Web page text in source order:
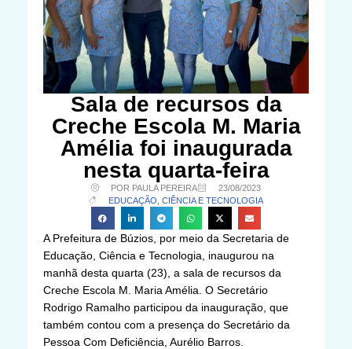
Sala de recursos da
Creche Escola M. Maria
Amélia foi inaugurada
nesta quarta-feira
POR PAULA PEREIRA
23/08/2023
EDUCAÇÃO, CIÊNCIA E TECNOLOGIA
A Prefeitura de Búzios, por meio da Secretaria de
Educação, Ciência e Tecnologia, inaugurou na
manhã desta quarta (23), a sala de recursos da
Creche Escola M. Maria Amélia. O Secretário
Rodrigo Ramalho participou da inauguração, que
também contou com a presença do Secretário da
Pessoa Com Deficiência, Aurélio Barros.